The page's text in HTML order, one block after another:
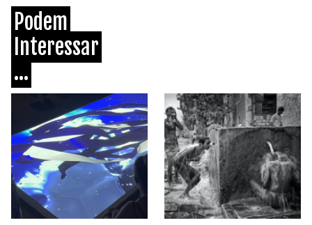
Podem
Interessar
...